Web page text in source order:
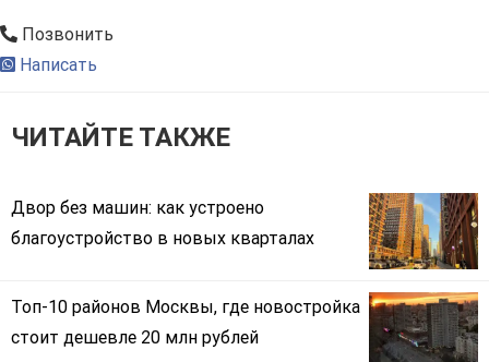
Позвонить
Написать
ЧИТАЙТЕ ТАКЖЕ
Двор без машин: как устроено
благоустройство в новых кварталах
Топ-10 районов Москвы, где новостройка
стоит дешевле 20 млн рублей